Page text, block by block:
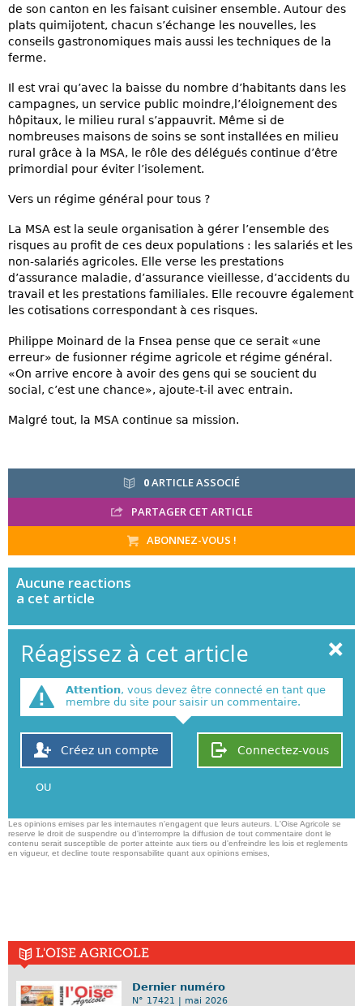
de son canton en les faisant cuisiner ensemble. Autour des
plats quimijotent, chacun s’échange les nouvelles, les
conseils gastronomiques mais aussi les techniques de la
ferme.
Il est vrai qu’avec la baisse du nombre d’habitants dans les
campagnes, un service public moindre,l’éloignement des
hôpitaux, le milieu rural s’appauvrit. Même si de
nombreuses maisons de soins se sont installées en milieu
rural grâce à la MSA, le rôle des délégués continue d’être
primordial pour éviter l’isolement.
Vers un régime général pour tous ?
La MSA est la seule organisation à gérer l’ensemble des
risques au profit de ces deux populations : les salariés et les
non-salariés agricoles. Elle verse les prestations
d’assurance maladie, d’assurance vieillesse, d’accidents du
travail et les prestations familiales. Elle recouvre également
les cotisations correspondant à ces risques.
Philippe Moinard de la Fnsea pense que ce serait «une
erreur» de fusionner régime agricole et régime général.
«On arrive encore à avoir des gens qui se soucient du
social, c’est une chance», ajoute-t-il avec entrain.
Malgré tout, la MSA continue sa mission.
0ARTICLE ASSOCIÉ
PARTAGER CET ARTICLE
ABONNEZ-VOUS !
Aucune reactions
a cet article
Réagissez à cet article
Attention, vous devez être connecté en tant que
membre du site pour saisir un commentaire.
Connectez-vous
Créez un compte
OU
Les opinions emises par les internautes n'engagent que leurs auteurs. L'Oise Agricole se
reserve le droit de suspendre ou d'interrompre la diffusion de tout commentaire dont le
contenu serait susceptible de porter atteinte aux tiers ou d'enfreindre les lois et reglements
en vigueur, et decline toute responsabilite quant aux opinions emises,
L'OISE AGRICOLE
Dernier numéro
N° 17421 | mai 2026